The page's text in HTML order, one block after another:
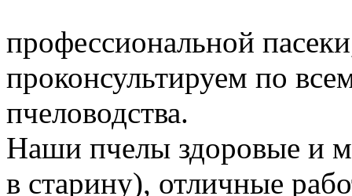
профессиональной
проконсультируем по
пчеловодства.
Наши пчелы здоровые и
в старину), отличные